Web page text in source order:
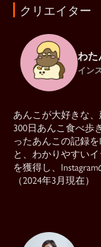
クリエイター
わた
イン
あんこが大好きな
300日あんこ食べ歩
ったあんこの記録
と、わかりやすい
を獲得し、
（2024年3月現在）